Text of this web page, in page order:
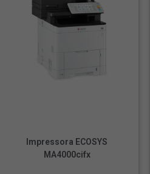
Impressora ECOSYS
MA4000cifx